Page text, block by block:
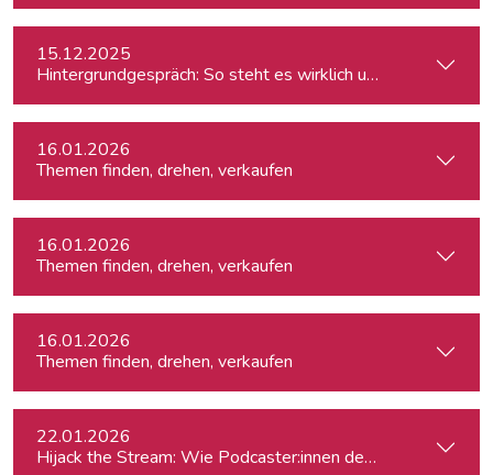
15.12.2025
Hintergrundgespräch: So steht es wirklich um die
16.01.2026
Themen finden, drehen, verkaufen
16.01.2026
Themen finden, drehen, verkaufen
16.01.2026
Themen finden, drehen, verkaufen
22.01.2026
Hijack the Stream: Wie Podcaster:innen den Umbruch in